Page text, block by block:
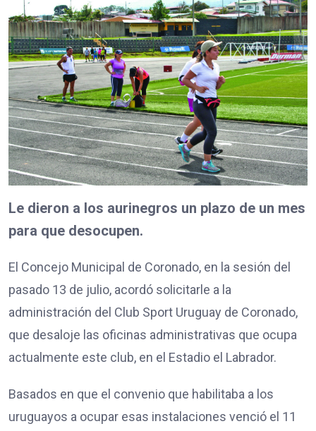
Le dieron a los aurinegros un plazo de un mes
para que desocupen.
El Concejo Municipal de Coronado, en la sesión del
pasado 13 de julio, acordó solicitarle a la
administración del Club Sport Uruguay de Coronado,
que desaloje las oficinas administrativas que ocupa
actualmente este club, en el Estadio el Labrador.
Basados en que el convenio que habilitaba a los
uruguayos a ocupar esas instalaciones venció el 11